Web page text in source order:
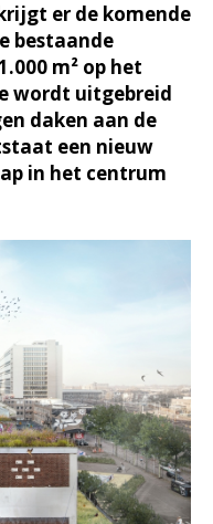
er de komende
bestaande
m² op het
wordt uitgebreid
daken aan de
een nieuw
in het centrum